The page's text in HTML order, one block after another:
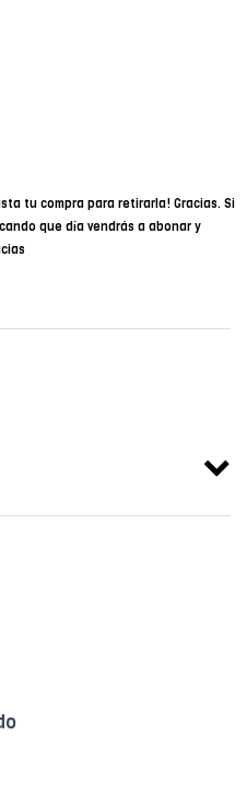
tu compra para retirarla! Gracias. Si
que día vendrás a abonar y